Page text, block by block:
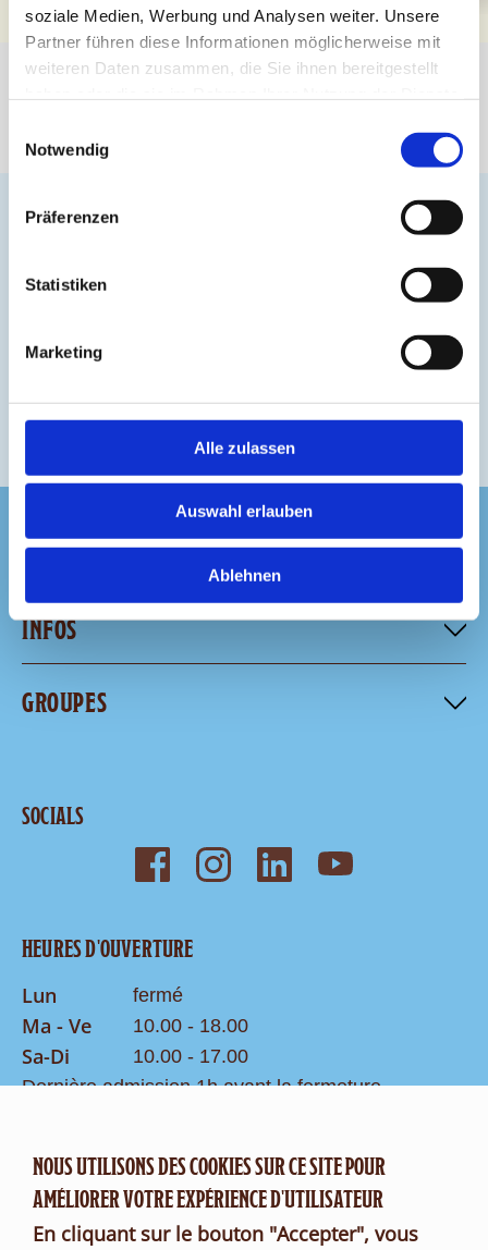
soziale Medien, Werbung und Analysen weiter. Unsere
Partner führen diese Informationen möglicherweise mit
weiteren Daten zusammen, die Sie ihnen bereitgestellt
Notwendig
Präferenzen
Statistiken
Marketing
Alle zulassen
Auswahl erlauben
Ablehnen
DE
Découvrir le Chocolarium
PARTAGE TON MOMENT DE
TA VISITE
INFOS
GROUPES
SOCIALS
HEURES D'OUVERTURE
Lun fermé
Ma - Ve 10.00 - 18.00
Sa-Di
10.00 - 17.00
Dernière admission 1h avant la fermeture
CONTACT
Formulaire de contact
NOUS UTILISONS DES COOKIES SUR CE SITE POUR
AMÉLIORER VOTRE EXPÉRIENCE D'UTILISATEUR
En cliquant sur le bouton "Accepter", vous